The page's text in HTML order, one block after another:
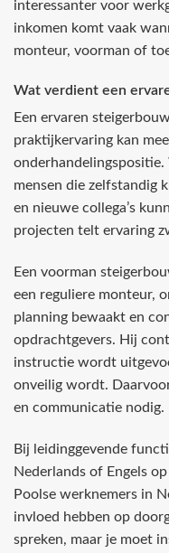
interessanter voor
inkomen komt vaak
monteur, voorman of
Wat verdient een
Een ervaren
praktijkervaring kan
mensen die zelfstandig
en nieuwe collega’s
projecten telt ervaring
Een voorman
een reguliere monteur,
planning bewaakt en
opdrachtgevers. Hij
instructie wordt
onveilig wordt.
en communicatie nodig.
Bij leidinggevende
Nederlands of Engels
Poolse werknemers in
invloed hebben op
spreken, maar je moet